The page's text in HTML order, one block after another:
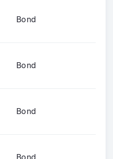
Bond
Bond
Bond